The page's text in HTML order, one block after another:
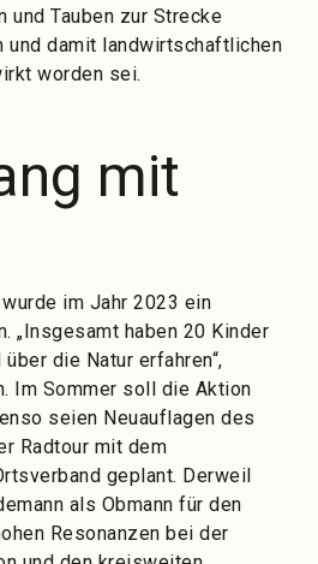
und Tauben zur Strecke
und damit landwirtschaftlichen
worden sei.
mit
im Jahr 2023 ein
„Insgesamt haben 20 Kinder
die Natur erfahren“,
Im Sommer soll die Aktion
seien Neuauflagen des
Radtour mit dem
geplant. Derweil
als Obmann für den
Resonanzen bei der